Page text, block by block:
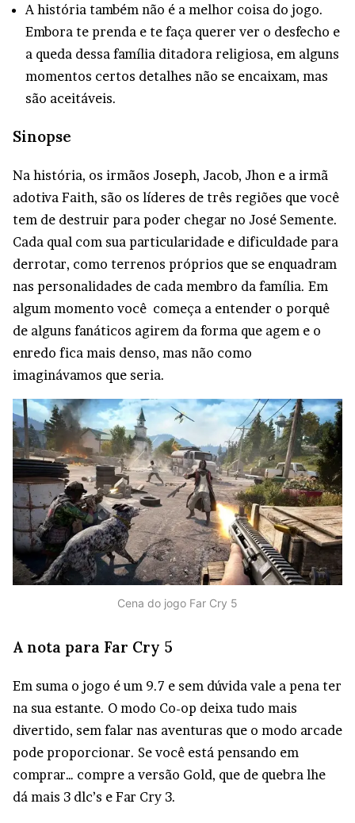
A história também não é a melhor coisa do jogo.
Embora te prenda e te faça querer ver o desfecho e
a queda dessa família ditadora religiosa, em alguns
momentos certos detalhes não se encaixam, mas
são aceitáveis.
Sinopse
Na história, os irmãos Joseph, Jacob, Jhon e a irmã
adotiva Faith, são os líderes de três regiões que você
tem de destruir para poder chegar no José Semente.
Cada qual com sua particularidade e dificuldade para
derrotar, como terrenos próprios que se enquadram
nas personalidades de cada membro da família. Em
algum momento você começa a entender o porquê
de alguns fanáticos agirem da forma que agem e o
enredo fica mais denso, mas não como
imaginávamos que seria.
Cena do jogo Far Cry 5
A nota para Far Cry 5
Em suma o jogo é um 9.7 e sem dúvida vale a pena ter
na sua estante. O modo Co-op deixa tudo mais
divertido, sem falar nas aventuras que o modo arcade
pode proporcionar. Se você está pensando em
comprar… compre a versão Gold, que de quebra lhe
dá mais 3 dlc’s e Far Cry 3.